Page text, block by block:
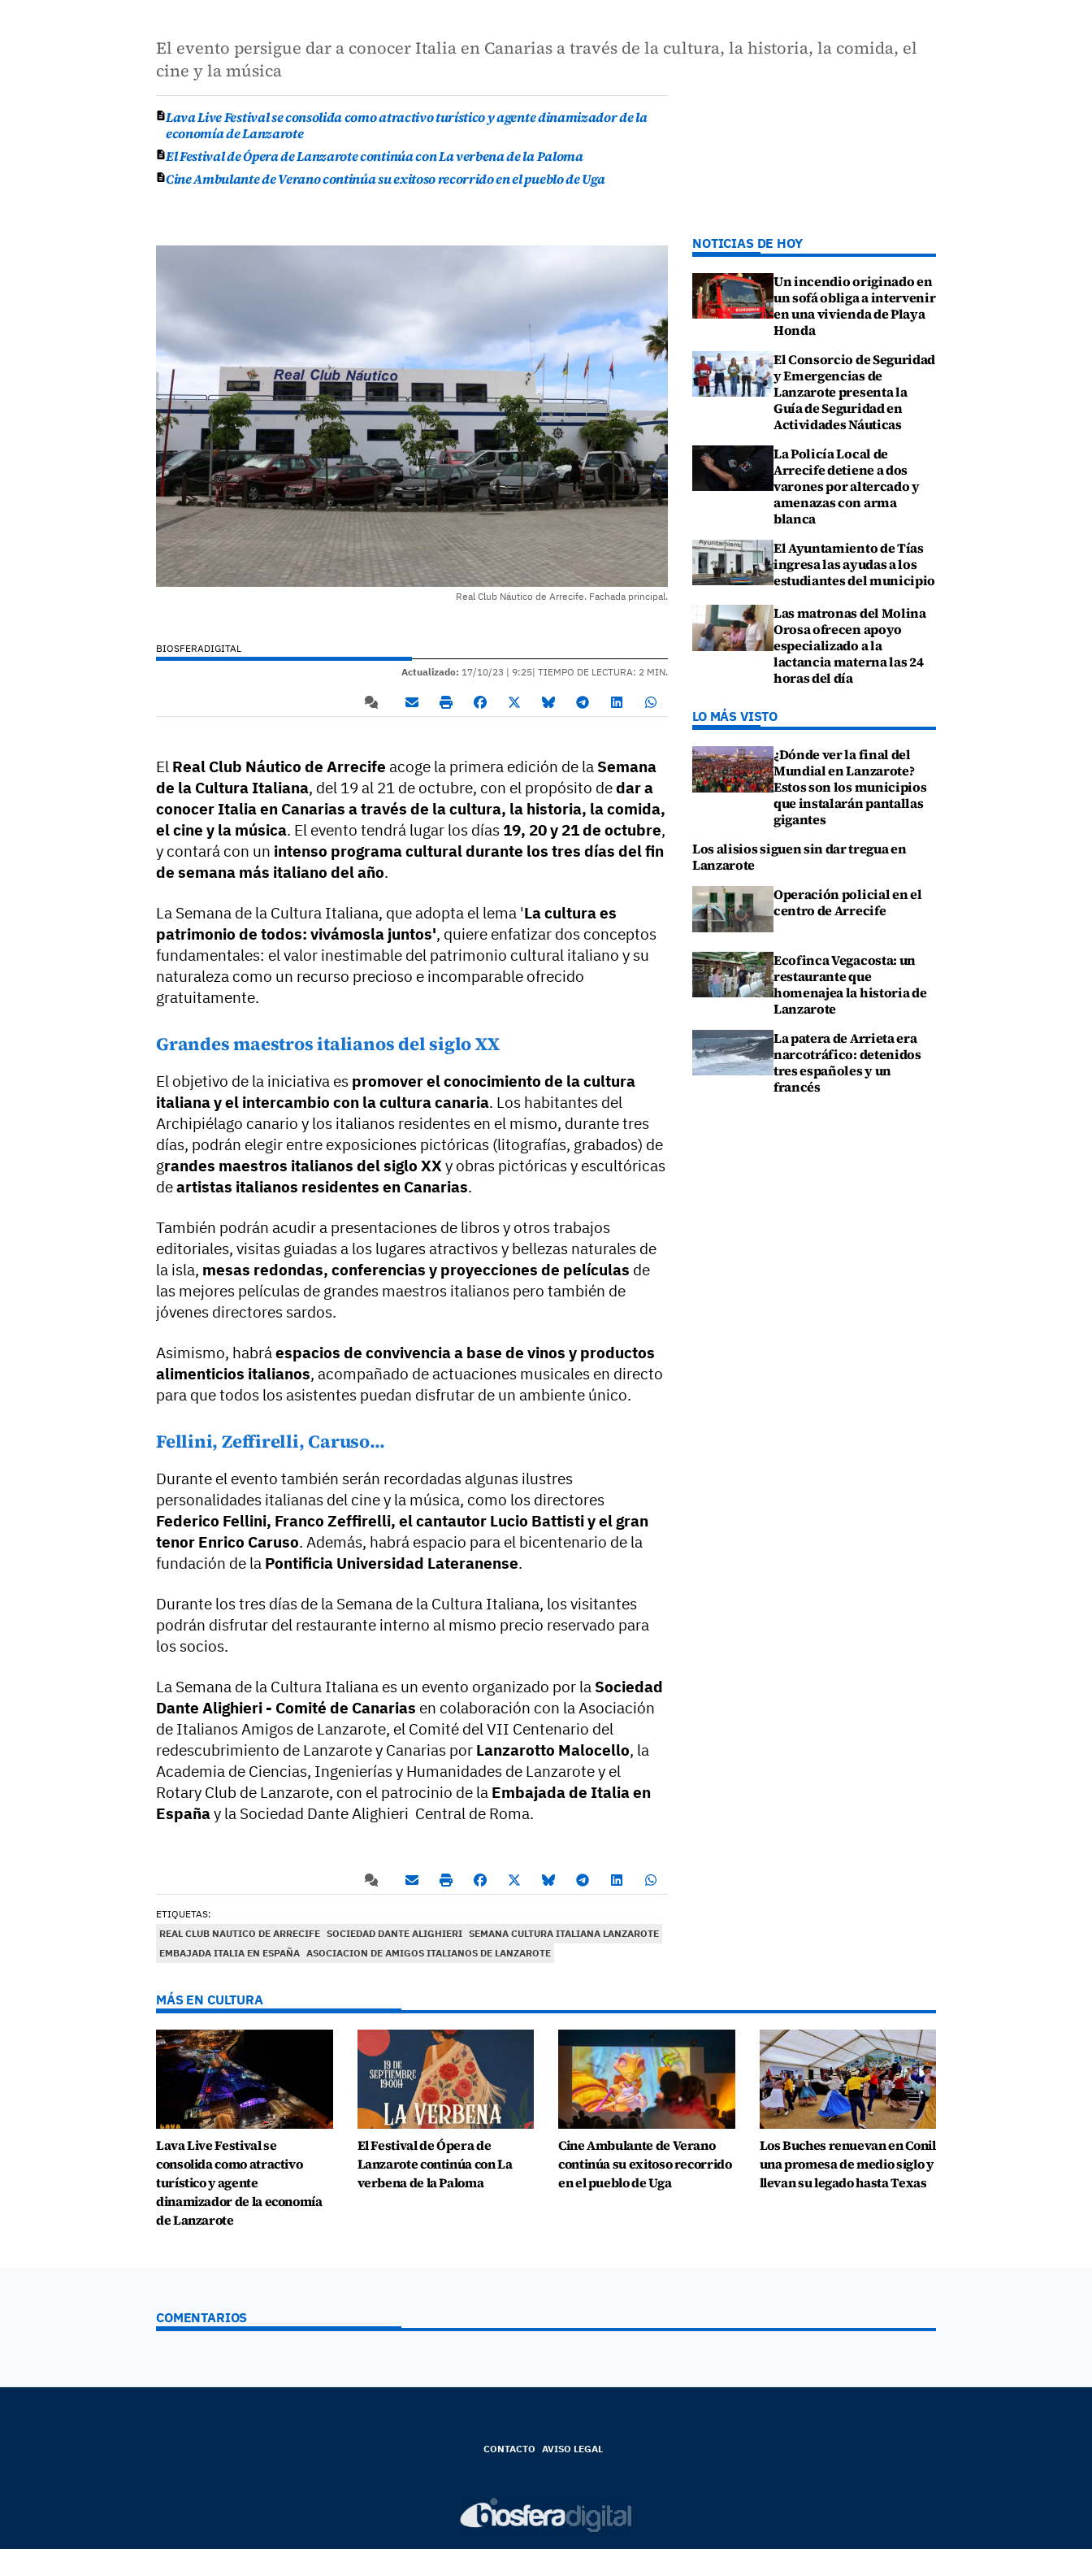
El evento persigue dar a conocer Italia en Canarias a través de la cultura, la historia, la comida, el
cine y la música
Lava Live Festival se consolida como atractivo turístico y agente dinamizador de la
economía de Lanzarote
El Festival de Ópera de Lanzarote continúa con La verbena de la Paloma
Cine Ambulante de Verano continúa su exitoso recorrido en el pueblo de Uga
Real Club Náutico de Arrecife. Fachada principal.
BIOSFERADIGITAL
Actualizado: 17/10/23 | 9:25| TIEMPO DE LECTURA: 2 MIN.
El Real Club Náutico de Arrecife acoge la primera edición de la Semana
de la Cultura Italiana, del 19 al 21 de octubre, con el propósito dedar a
conocer Italia en Canarias a través de la cultura, la historia, la comida,
el cine y la música. El evento tendrá lugar los días 19, 20 y 21 de octubre,
y contará con un intenso programa cultural durante los tres días del fin
de semana más italiano del año.
La Semana de la Cultura Italiana, que adopta el lema 'La cultura es
patrimonio de todos: vivámosla juntos', quiere enfatizar dos conceptos
fundamentales: el valor inestimable del patrimonio cultural italiano y su
naturaleza como un recurso precioso e incomparable ofrecido
gratuitamente.
Grandes maestros italianos del siglo XX
El objetivo de la iniciativa es promover el conocimiento de la cultura
italiana y el intercambio con la cultura canaria. Los habitantes del
Archipiélago canario y los italianos residentes en el mismo, durante tres
días, podrán elegir entre exposiciones pictóricas (litografías, grabados) de
grandes maestros italianos del siglo XXy obras pictóricas y escultóricas
deartistas italianos residentes en Canarias.
También podrán acudir a presentaciones de libros y otros trabajos
editoriales, visitas guiadas a los lugares atractivos y bellezas naturales de
la isla, mesas redondas, conferencias y proyecciones de películas de
las mejores películas de grandes maestros italianos pero también de
jóvenes directores sardos.
Asimismo, habráespacios de convivencia a base de vinos y productos
alimenticios italianos, acompañado de actuaciones musicales en directo
para que todos los asistentes puedan disfrutar de un ambiente único.
Fellini, Zeffirelli, Caruso...
Durante el evento también serán recordadas algunas ilustres
personalidades italianas del cine y la música, como los directores
Federico Fellini, Franco Zeffirelli, el cantautor Lucio Battisti y el gran
tenor Enrico Caruso. Además, habrá espacio para el bicentenario de la
fundación de la Pontificia Universidad Lateranense.
Durante los tres días de la Semana de la Cultura Italiana, los visitantes
podrán disfrutar del restaurante interno al mismo precio reservado para
los socios.
La Semana de la Cultura Italiana es un evento organizado por la Sociedad
Dante Alighieri - Comité de Canarias en colaboración con la Asociación
de Italianos Amigos de Lanzarote, el Comité del VII Centenario del
redescubrimiento de Lanzarote y Canarias por Lanzarotto Malocello, la
Academia de Ciencias, Ingenierías y Humanidades de Lanzarote y el
Rotary Club de Lanzarote, con el patrocinio de la Embajada de Italia en
Españay la Sociedad Dante Alighieri Central de Roma.
ETIQUETAS:
REAL CLUB NAUTICO DE ARRECIFE SOCIEDAD DANTE ALIGHIERI SEMANA CULTURA ITALIANA LANZAROTE
EMBAJADA ITALIA EN ESPAÑA ASOCIACION DE AMIGOS ITALIANOS DE LANZAROTE
NOTICIAS DE HOY
Un incendio originado en
un sofá obliga a intervenir
en una vivienda de Playa
Honda
El Consorcio de Seguridad
y Emergencias de
Lanzarote presenta la
Guía de Seguridad en
Actividades Náuticas
La Policía Local de
Arrecife detiene a dos
varones por altercado y
amenazas con arma
blanca
El Ayuntamiento de Tías
ingresa las ayudas a los
estudiantes del municipio
Las matronas del Molina
Orosa ofrecen apoyo
especializado a la
lactancia materna las 24
horas del día
LO MÁS VISTO
¿Dónde ver la final del
Mundial en Lanzarote?
Estos son los municipios
que instalarán pantallas
gigantes
Los alisios siguen sin dar tregua en
Lanzarote
Operación policial en el
centro de Arrecife
Ecofinca Vegacosta: un
restaurante que
homenajea la historia de
Lanzarote
La patera de Arrieta era
narcotráfico: detenidos
tres españoles y un
francés
MÁS EN CULTURA
Lava Live Festival se
consolida como atractivo
turístico y agente
dinamizador de la economía
de Lanzarote
El Festival de Ópera de
Lanzarote continúa con La
verbena de la Paloma
Cine Ambulante de Verano
continúa su exitoso recorrido
en el pueblo de Uga
Los Buches renuevan en Conil
una promesa de medio siglo y
llevan su legado hasta Texas
COMENTARIOS
CONTACTO AVISO LEGAL